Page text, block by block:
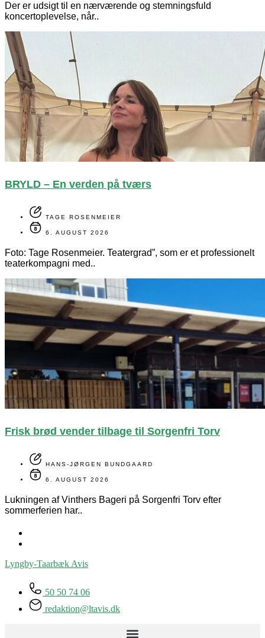
Der er udsigt til en nærværende og stemningsfuld
koncertoplevelse, når..
BRYLD – En verden på tværs
TAGE ROSENMEIER
6. AUGUST 2026
Foto: Tage Rosenmeier. Teatergrad”, som er et professionelt
teaterkompagni med..
Frisk brød vender tilbage til Sorgenfri Torv
HANS-JØRGEN BUNDGAARD
6. AUGUST 2026
Lukningen af Vinthers Bageri på Sorgenfri Torv efter
sommerferien har..
Lyngby-Taarbæk Avis
50 50 74 06
redaktion@ltavis.dk